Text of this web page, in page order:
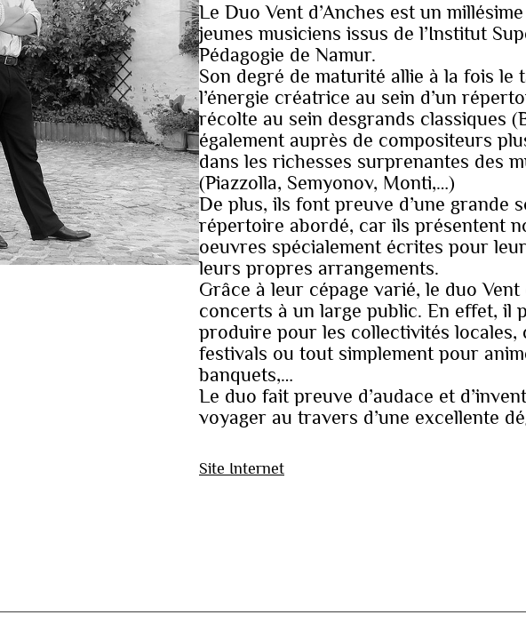
Le Duo Vent d’Anches est un
jeunes musiciens issus de l’Institut
Pédagogie de Namur.
Son degré de maturité allie à la fois le
l’énergie créatrice au sein d’un
récolte au sein desgrands classiques
également auprès de compositeurs
dans les richesses surprenantes des
(Piazzolla, Semyonov, Monti,…)
De plus, ils font preuve d’une grande
répertoire abordé, car ils présentent
oeuvres spécialement écrites pour
leurs propres arrangements.
Grâce à leur cépage varié, le duo Vent
concerts à un large public. En effet, il
produire pour les collectivités locales,
festivals ou tout simplement pour
banquets,…
Le duo fait preuve d’audace et
voyager au travers d’une excellente
Site Internet